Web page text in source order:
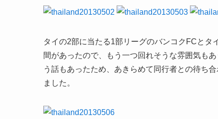
タイの2部に当たる1部リーグのバンコクFCと
間があったので、もう一つ回れそうな雰囲気も
う話もあったため、あきらめて同行者との待ち
ました。